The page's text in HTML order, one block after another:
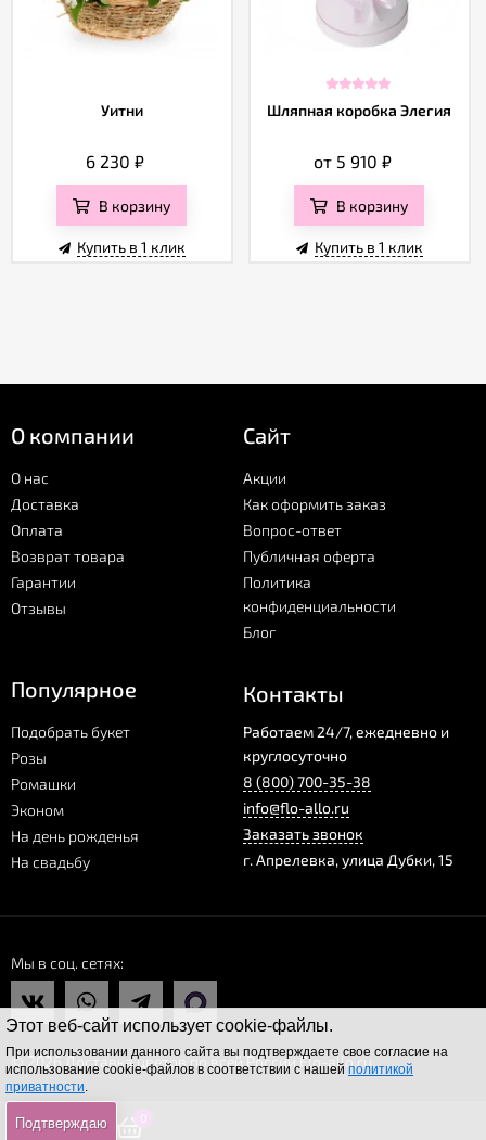
Этот веб-сайт использует cookie-файлы.
При использовании данного сайта вы подтверждаете свое согласие на
использование cookie-файлов в соответствии с нашей политикой
приватности.
Подтверждаю
Уитни
6 230₽
В корзину
Купить в 1 клик
Шляпная коробка Элегия
от 5 910₽
В корзину
Купить в 1 клик
О компании
О нас
Доставка
Оплата
Возврат товара
Гарантии
Отзывы
Сайт
Акции
Как оформить заказ
Вопрос-ответ
Публичная оферта
Политика
конфиденциальности
Блог
Популярное
Подобрать букет
Розы
Ромашки
Эконом
На день рожденья
На свадьбу
Контакты
Работаем 24/7, ежедневно и
круглосуточно
8 (800) 700-35-38
info@flo-allo.ru
Заказать звонок
г.Апрелевка,улица Дубки, 15
Мы в соц. сетях
© 2026 Доставка цветов по всей России Flo-allo.ru
0 0